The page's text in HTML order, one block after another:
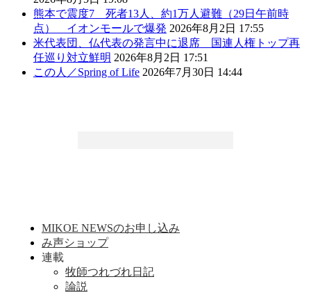
熊本で震度7 死者13人、約1万人避難（29日午前時
点） イオンモールで爆発 2026年8月2日 17:55
米代表団、仏代表の発言中に退席 国連人権トップ再
任巡り対立鮮明 2026年8月2日 17:51
この人／Spring of Life 2026年7月30日 14:44
MIKOE NEWSのお申し込み
み声ショップ
連載
牧師つれづれ日記
論説